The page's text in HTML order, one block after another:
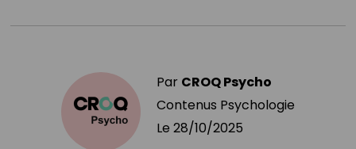
Par CROQ Psycho
Contenus Psychologie
Le 28/10/2025